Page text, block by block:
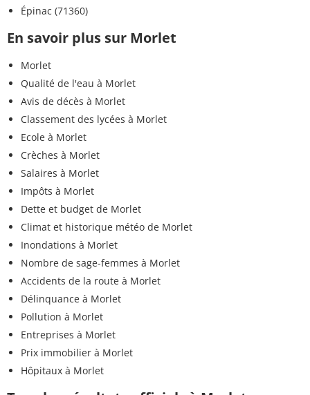
Épinac (71360)
En savoir plus sur Morlet
Morlet
Qualité de l'eau à Morlet
Avis de décès à Morlet
Classement des lycées à Morlet
Ecole à Morlet
Crèches à Morlet
Salaires à Morlet
Impôts à Morlet
Dette et budget de Morlet
Climat et historique météo de Morlet
Inondations à Morlet
Nombre de sage-femmes à Morlet
Accidents de la route à Morlet
Délinquance à Morlet
Pollution à Morlet
Entreprises à Morlet
Prix immobilier à Morlet
Hôpitaux à Morlet